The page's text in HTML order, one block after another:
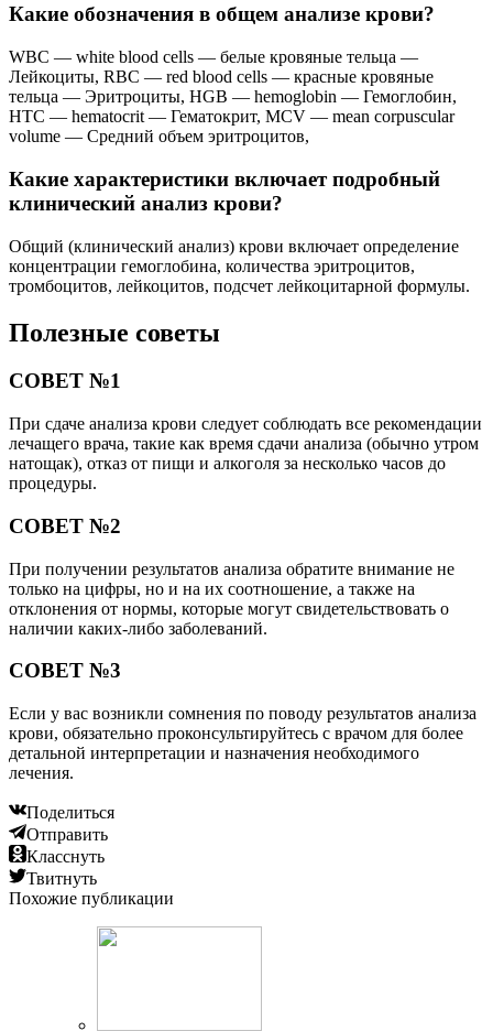
Какие обозначения в общем анализе крови?
WBC — white blood cells — белые кровяные тельца —
Лейкоциты, RBC — red blood cells — красные кровяные
тельца — Эритроциты, HGB — hemoglobin — Гемоглобин,
HTC — hematocrit — Гематокрит, MCV — mean corpuscular
volume — Средний объем эритроцитов,
Какие характеристики включает подробный
клинический анализ крови?
Общий (клинический анализ) крови включает определение
концентрации гемоглобина, количества эритроцитов,
тромбоцитов, лейкоцитов, подсчет лейкоцитарной формулы.
Полезные советы
СОВЕТ №1
При сдаче анализа крови следует соблюдать все рекомендации
лечащего врача, такие как время сдачи анализа (обычно утром
натощак), отказ от пищи и алкоголя за несколько часов до
процедуры.
СОВЕТ №2
При получении результатов анализа обратите внимание не
только на цифры, но и на их соотношение, а также на
отклонения от нормы, которые могут свидетельствовать о
наличии каких-либо заболеваний.
СОВЕТ №3
Если у вас возникли сомнения по поводу результатов анализа
крови, обязательно проконсультируйтесь с врачом для более
детальной интерпретации и назначения необходимого
лечения.
Поделиться
Отправить
Класснуть
Твитнуть
Похожие публикации